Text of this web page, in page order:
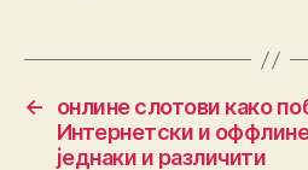
←
онлине слотови како
Интернетски и
једнаки и различити